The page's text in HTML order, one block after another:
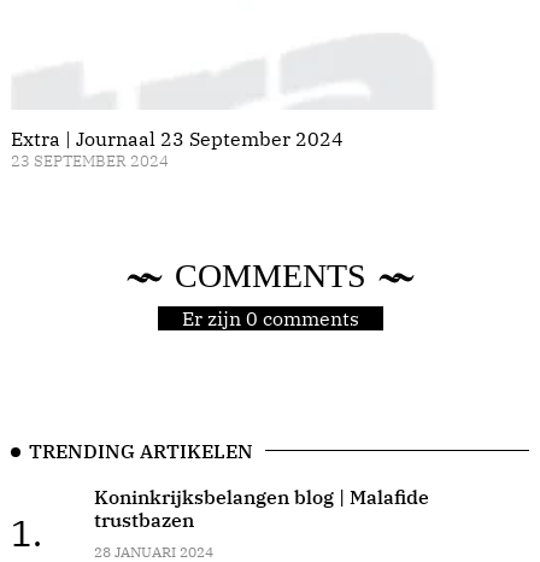
Extra | Journaal 23 September 2024
23 SEPTEMBER 2024
COMMENTS
Er zijn 0 comments
TRENDING ARTIKELEN
1.
Koninkrijksbelangen blog | Malafide
trustbazen
28 JANUARI 2024